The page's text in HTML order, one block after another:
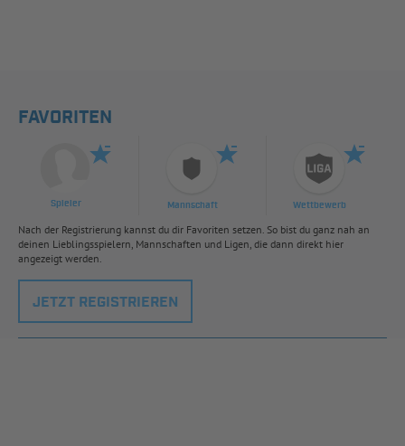
FAVORITEN
Spieler Mannschaft Wettbewerb
Nach der Registrierung kannst du dir Favoriten setzen. So bist du ganz nah an
deinen Lieblingsspielern, Mannschaften und Ligen, die dann direkt hier
angezeigt werden.
JETZT REGISTRIEREN